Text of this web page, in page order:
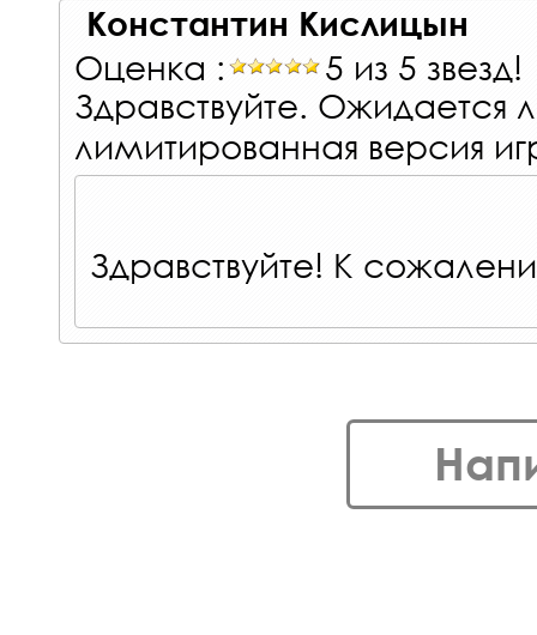
Константин Кислицын
Оценка :
5 из 5 звезд!
Здравствуйте. Ожидается
лимитированная версия
Здравствуйте! К